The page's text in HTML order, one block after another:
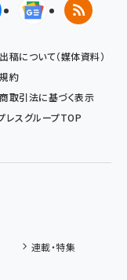
)
BlueskyGoogleニュ
RSS
稿について（媒体資料）
約
取引法に基づく表示
レスグループTOP
連載・特集